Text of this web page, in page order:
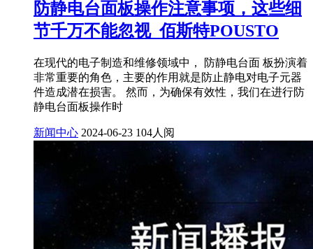
防静电台面板操作注意事项，这些细
节千万不能忽视_佰斯特POUSTO
在现代的电子制造和维修领域中， 防静电台面 板扮演着
非常重要的角色，主要的作用就是防止静电对电子元器
件造成潜在损害。 然而，为确保有效性，我们在进行防
静电台面板操作时
新闻中心 2024-06-23 104人阅